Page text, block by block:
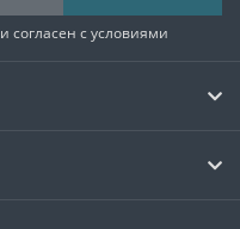
и согласен с условиями